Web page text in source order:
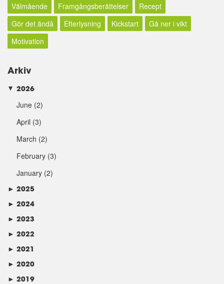
Välmående
Framgångsberättelser
Recept
Gör det ändå
Efterlysning Kickstart
Gå ner i vikt
Motivation
Arkiv
► 2026
June (2)
April (3)
March (2)
February (3)
January (2)
► 2025
► 2024
► 2023
► 2022
► 2021
► 2020
► 2019